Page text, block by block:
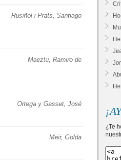
Rusiñol i Prats, Santiago
Maeztu, Ramiro de
Ortega y Gasset, José
Meir, Golda
¿Te